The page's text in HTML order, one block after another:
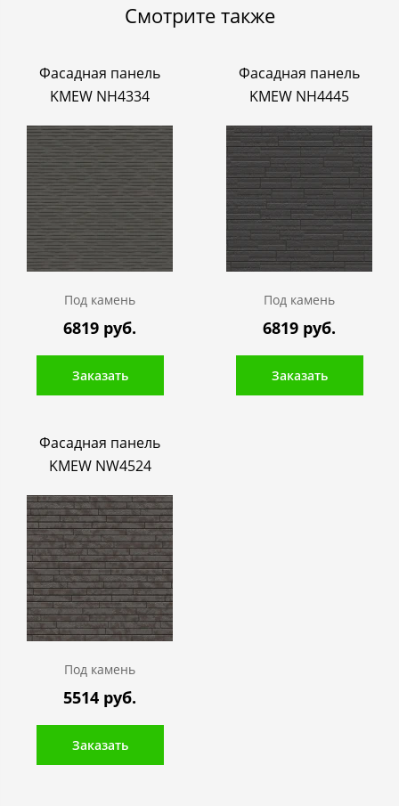
Смотрите также
Фасадная панель
KMEW NH4334
Под камень
6819 руб.
Заказать
Фасадная панель
KMEW NH4445
Под камень
6819 руб.
Заказать
Фасадная панель
KMEW NW4524
Под камень
5514 руб.
Заказать